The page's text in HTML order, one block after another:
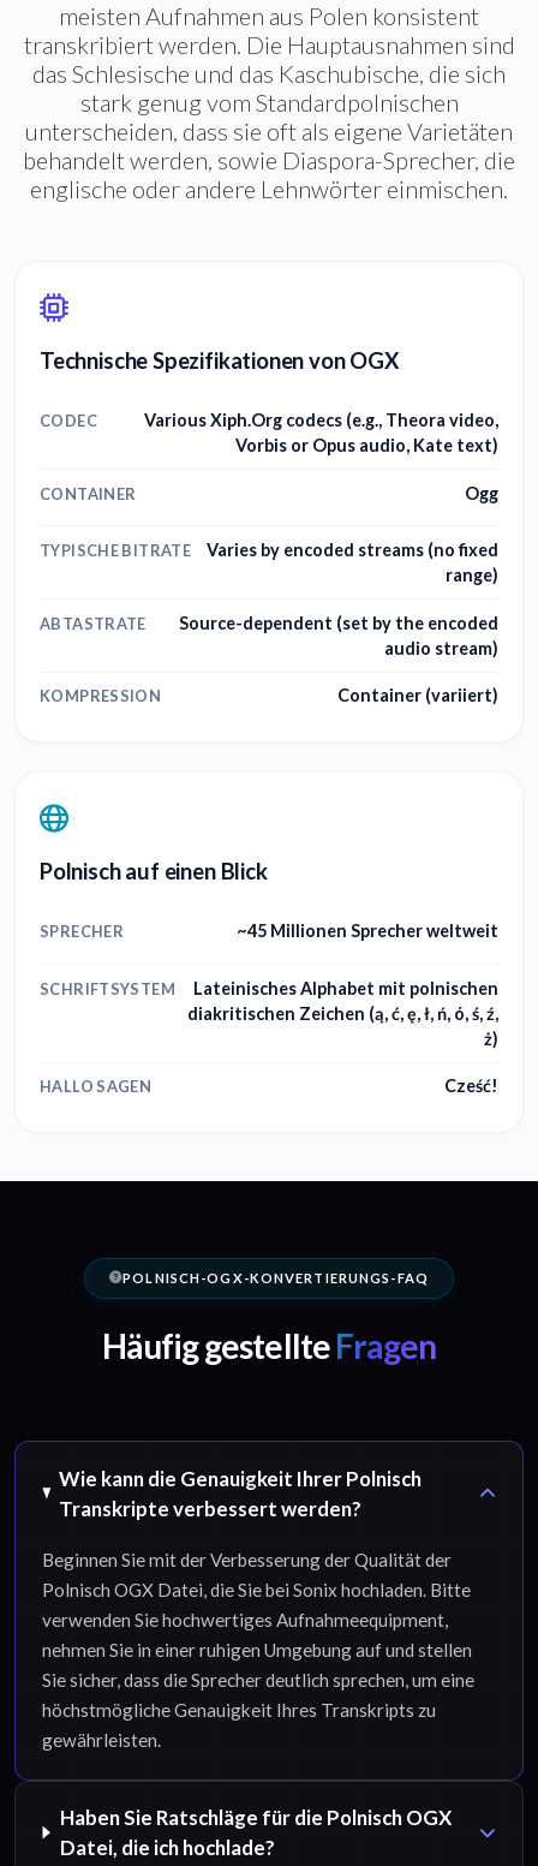
meisten Aufnahmen aus Polen konsistent
transkribiert werden. Die Hauptausnahmen sind
das Schlesische und das Kaschubische, die sich
stark genug vom Standardpolnischen
unterscheiden, dass sie oft als eigene Varietäten
behandelt werden, sowie Diaspora-Sprecher, die
englische oder andere Lehnwörter einmischen.
Technische Spezifikationen von OGX
CODEC
Various Xiph.Org codecs (e.g., Theora video,
Vorbis or Opus audio, Kate text)
CONTAINER Ogg
TYPISCHE BITRATE
Varies by encoded streams (no fixed
range)
ABTASTRATE
Source-dependent (set by the encoded
audio stream)
KOMPRESSION Container (variiert)
Polnisch auf einen Blick
SPRECHER ~45 Millionen Sprecher weltweit
SCHRIFTSYSTEM
Lateinisches Alphabet mit polnischen
diakritischen Zeichen (ą, ć, ę, ł, ń, ó, ś, ź,
ż)
HALLO SAGEN Cześć!
POLNISCH-OGX-KONVERTIERUNGS-FAQ
Häufig gestellteFragen
Wie kann die Genauigkeit Ihrer Polnisch
Transkripte verbessert werden?
Beginnen Sie mit der Verbesserung der Qualität der
Polnisch OGX Datei, die Sie bei Sonix hochladen. Bitte
verwenden Sie hochwertiges Aufnahmeequipment,
nehmen Sie in einer ruhigen Umgebung auf und stellen
Sie sicher, dass die Sprecher deutlich sprechen, um eine
höchstmögliche Genauigkeit Ihres Transkripts zu
gewährleisten.
Haben Sie Ratschläge für die Polnisch OGX
Datei, die ich hochlade?